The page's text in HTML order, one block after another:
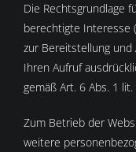
Die Rechtsgrundlage
berechtigte Interesse
zur Bereitstellung und
Ihren Aufruf
gemäß Art. 6 Abs. 1 lit.
Zum Betrieb der
weitere